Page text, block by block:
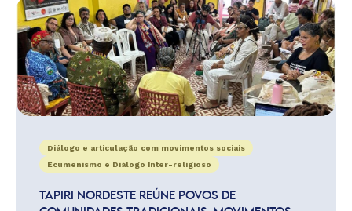
Diálogo e articulação com movimentos sociais
Ecumenismo e Diálogo Inter-religioso
TAPIRI NORDESTE REÚNE POVOS DE